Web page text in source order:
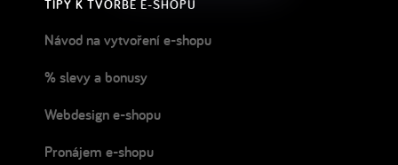
TIPY K TVORBĚ E-SHOPU
Návod na vytvoření e-shopu
% slevy a bonusy
Webdesign e-shopu
Pronájem e-shopu